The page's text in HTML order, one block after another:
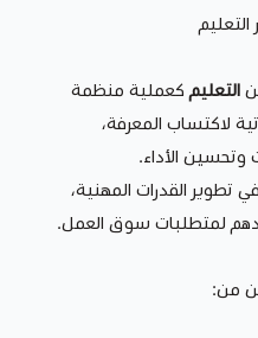
التعليم كعملية منظمة
لاكتساب المعرفة،
وتحسين الأداء.
تطوير القدرات المهنية،
لمتطلبات سوق العمل.
من: